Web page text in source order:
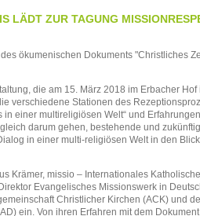
LÄDT ZUR TAGUNG
ökumenischen Dokuments "Christliches
die am 15. März 2018 im Erbacher Hof
verschiedene Stationen des
einer multireligiösen Welt“ und Erfahrungen
darum gehen, bestehende und
in einer multi-religiösen Welt in den
Krämer, missio – Internationales
Evangelisches Missionswerk in
Christlicher Kirchen (ACK) und
ein. Von ihren Erfahren mit dem